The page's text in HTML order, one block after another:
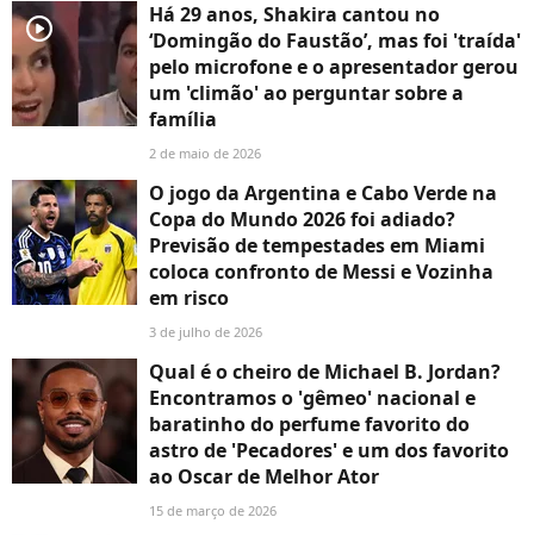
player2
Há 29 anos, Shakira cantou no
‘Domingão do Faustão’, mas foi 'traída'
pelo microfone e o apresentador gerou
um 'climão' ao perguntar sobre a
família
2 de maio de 2026
O jogo da Argentina e Cabo Verde na
Copa do Mundo 2026 foi adiado?
Previsão de tempestades em Miami
coloca confronto de Messi e Vozinha
em risco
3 de julho de 2026
Qual é o cheiro de Michael B. Jordan?
Encontramos o 'gêmeo' nacional e
baratinho do perfume favorito do
astro de 'Pecadores' e um dos favorito
ao Oscar de Melhor Ator
15 de março de 2026